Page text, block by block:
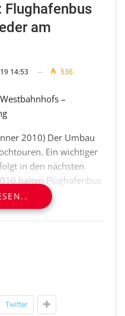
Flughafenbus
am
14:53 536
–
2010) Der Umbau
Ein wichtiger
in den nächsten
halten Flughafenbus
direkt vor dem
vom Bahnsteig
direkt zum
einige
der Rückkehr von
ihren angestammten
Twitter